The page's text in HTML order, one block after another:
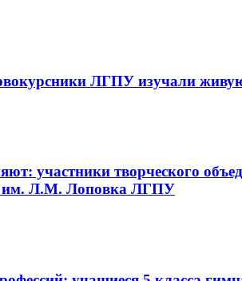
ЛГПУ изучали
участники творческого
им. Л.М. Лоповка ЛГПУ